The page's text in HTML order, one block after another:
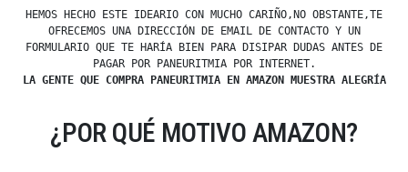
HEMOS HECHO ESTE IDEARIO CON MUCHO CARIÑO,NO OBSTANTE,TE
OFRECEMOS UNA DIRECCIÓN DE EMAIL DE CONTACTO Y UN
FORMULARIO QUE TE HARÍA BIEN PARA DISIPAR DUDAS ANTES DE
PAGAR POR PANEURITMIA POR INTERNET.
LA GENTE QUE COMPRA PANEURITMIA EN AMAZON MUESTRA ALEGRÍA
¿POR QUÉ MOTIVO AMAZON?